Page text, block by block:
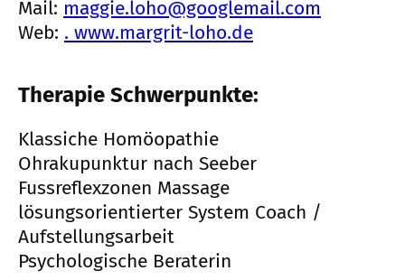
Mail: maggie.loho@googlemail.com
Web: . www.margrit-loho.de
Therapie Schwerpunkte:
Klassiche Homöopathie
Ohrakupunktur nach Seeber
Fussreflexzonen Massage
lösungsorientierter System Coach /
Aufstellungsarbeit
Psychologische Beraterin